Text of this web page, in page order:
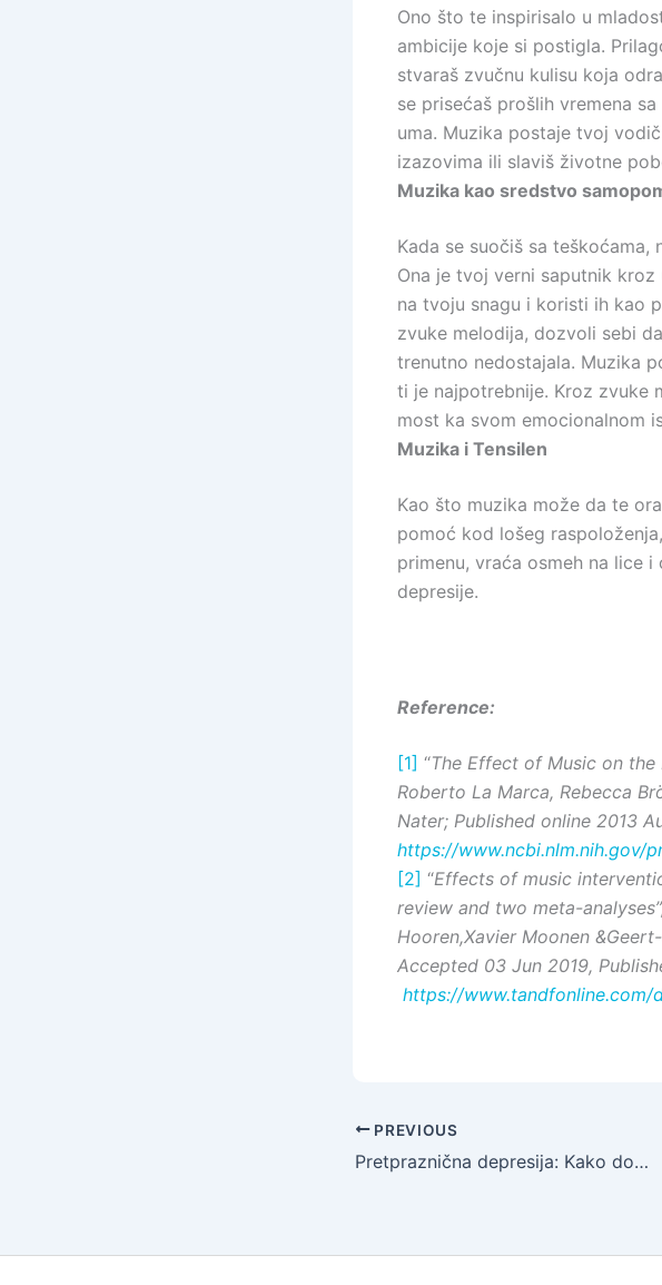
Ono što te inspirisalo u
ambicije koje si postigla.
stvaraš zvučnu kulisu koja
se prisećaš prošlih vremena
uma. Muzika postaje tvoj
izazovima ili slaviš životne
Muzika kao sredstvo
Kada se suočiš sa
Ona je tvoj verni saputnik
na tvoju snagu i koristi ih kao
zvuke melodija, dozvoli sebi
trenutno nedostajala. Muzika
ti je najpotrebnije. Kroz zvuke
most ka svom emocionalnom
Muzika i Tensilen
Kao što muzika može da te
pomoć kod lošeg
primenu, vraća osmeh na lice
depresije.
Reference:
[1] “The Effect of Music on the
Roberto La Marca, Rebecca
Nater; Published online 2013
https://www.ncbi.nlm.nih.gov/
[2] “Effects of music
review and two meta-
Hooren,Xavier Moonen
Accepted 03 Jun 2019,
https://www.tandfonline.com/
PREVIOUS
Pretpraznična depresija: Kako dočekati praznike u dobrom raspoloženju?